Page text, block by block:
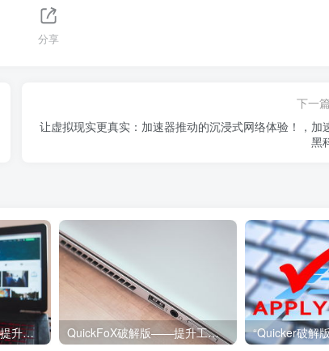
分享
下一
让虚拟现实更真实：加速器推动的沉浸式网络体验！，加
黑
Quicker专业破解版——提升工作效率的神器，助你事半功倍 QuickFoX破解版——提升工作效率的绝佳选择